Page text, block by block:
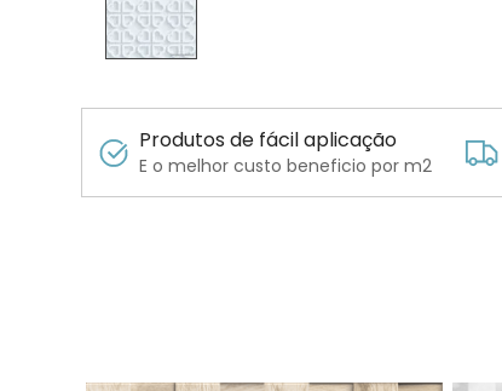
Produtos de fácil aplicação
E o melhor custo beneficio por m2